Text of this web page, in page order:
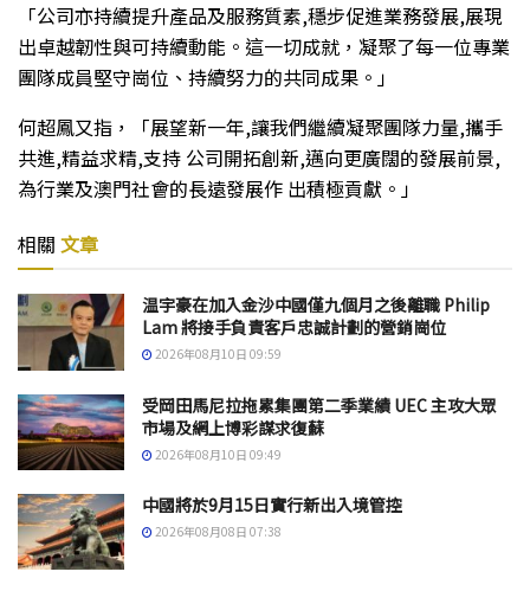
「公司亦持續提升產品及服務質素,穩步促進業務發展,展現
出卓越韌性與可持續動能。這一切成就，凝聚了每一位專業
團隊成員堅守崗位、持續努力的共同成果。」
何超鳳又指，「展望新一年,讓我們繼續凝聚團隊力量,攜手
共進,精益求精,支持 公司開拓創新,邁向更廣闊的發展前景,
為行業及澳門社會的長遠發展作 出積極貢獻。」
相關 文章
温宇豪在加入金沙中國僅九個月之後離職 Philip
Lam 將接手負責客戶忠誠計劃的營銷崗位
2026年08月10日 09:59
受岡田馬尼拉拖累集團第二季業績 UEC 主攻大眾
市場及網上博彩謀求復蘇
2026年08月10日 09:49
中國將於9月15日實行新出入境管控
2026年08月08日 07:38